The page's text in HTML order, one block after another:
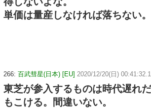
単価は量産しなければ落ちない。
266: 百武彗星(日本) [EU] 2020/12/20(日)
東芝が参入するものは時代遅れ
もこける。間違いない。